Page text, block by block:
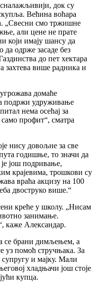
док су
Већина воћара
„Свесни смо тржишне
али цене не прате
који имају шансу да
одрже засаде без
до пет хектара
захтева више радника и
домаће
подржи удруживање
нема осећај за
само профит“, сматра
нису довољне за све
годишње, то значи да
још подривање,
крајевима, трошкови су
враћа акцизу на 100
двоструко више.“
креће у школу. „Нисам
занимање.
каже Александар.
се брани димљењем, а
уз помоћ стручњака. За
и мајку. Мали
хладњачи још стоје
купца.